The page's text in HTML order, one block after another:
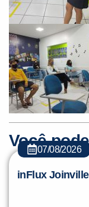
Você07/08/2026
inFlux